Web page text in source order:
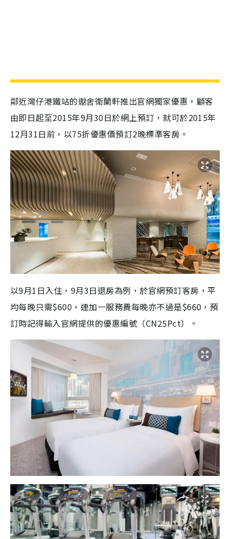
鄰近灣仔港鐵站的遨舍衛蘭軒推出官網獨家優惠，顧客
由即日起至2015年9月30日於網上預訂，就可於2015年
12月31日前，以75折優惠價預訂2晚標準客房。
以9月1日入住，9月3日退房為例，於官網預訂客房，平
均每晚只需$600，連加一服務費每晚亦不過是$660，預
訂時記得輸入官網提供的優惠編號（CN25Pct）。